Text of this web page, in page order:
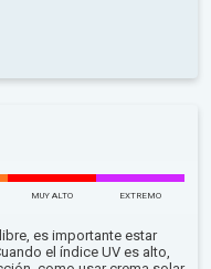
MUY ALTO EXTREMO
es importante estar
el índice UV es alto,